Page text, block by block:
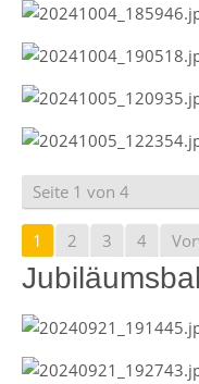
Seite 1 von 4
1 2 3 4